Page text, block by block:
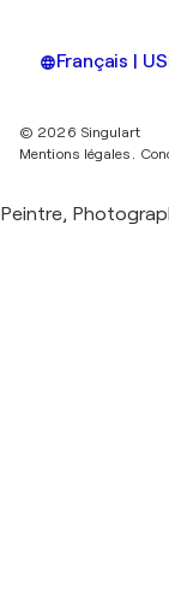
Français |
© 2026 Singulart
Mentions légales.
Peintre,